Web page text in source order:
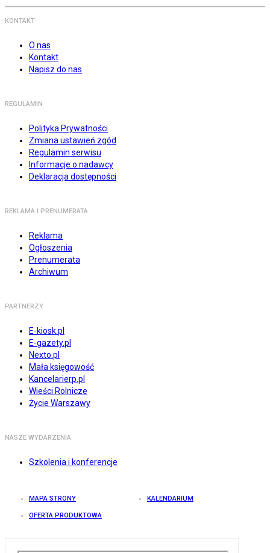
KONTAKT
O nas
Kontakt
Napisz do nas
REGULAMIN
Polityka Prywatności
Zmiana ustawień zgód
Regulamin serwisu
Informacje o nadawcy
Deklaracja dostępności
REKLAMA I PRENUMERATA
Reklama
Ogłoszenia
Prenumerata
Archiwum
PARTNERZY
E-kiosk.pl
E-gazety.pl
Nexto.pl
Mała księgowość
Kancelarierp.pl
Wieści Rolnicze
Życie Warszawy
NASZE WYDARZENIA
Szkolenia i konferencje
MAPA STRONY KALENDARIUM
OFERTA PRODUKTOWA